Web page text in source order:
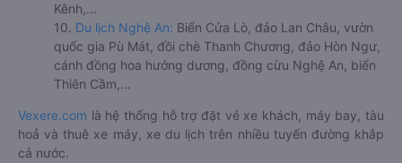
Kênh,...
10. Du lịch Nghệ An: Biển Cửa Lò, đảo Lan Châu, vườn
quốc gia Pù Mát, đồi chè Thanh Chương, đảo Hòn Ngư,
cánh đồng hoa hướng dương, đồng cừu Nghệ An, biển
Thiên Cầm,...
Vexere.com là hệ thống hỗ trợ đặt vé xe khách, máy bay, tàu
hoả và thuê xe máy, xe du lịch trên nhiều tuyến đường khắp
cả nước.